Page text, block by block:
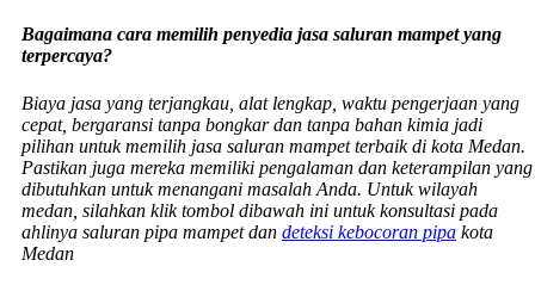
Bagaimana cara memilih penyedia jasa saluran mampet yang
terpercaya?
Biaya jasa yang terjangkau, alat lengkap, waktu pengerjaan yang
cepat, bergaransi tanpa bongkar dan tanpa bahan kimia jadi
pilihan untuk memilih jasa saluran mampet terbaik di kota Medan.
Pastikan juga mereka memiliki pengalaman dan keterampilan yang
dibutuhkan untuk menangani masalah Anda. Untuk wilayah
medan, silahkan klik tombol dibawah ini untuk konsultasi pada
ahlinya saluran pipa mampet dan deteksi kebocoran pipa kota
Medan